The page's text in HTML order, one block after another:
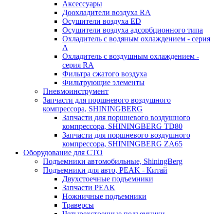
Аксессуары
Доохладители воздуха RA
Осушители воздуха ED
Осушители воздуха адсорбционного типа
Охладитель с водяным охлаждением - серия
A
Охладитель с воздушным охлаждением -
серия RA
Фильтра сжатого воздуха
Фильтрующие элементы
Пневмоинструмент
Запчасти для поршневого воздушного
компрессора, SHININGBERG
Запчасти для поршневого воздушного
компрессора, SHININGBERG TD80
Запчасти для поршневого воздушного
компрессора, SHININGBERG ZA65
Оборудование для СТО
Подъемники автомобильные, ShiningBerg
Подъемники для авто, PEAK - Китай
Двухстоечные подъемники
Запчасти PEAK
Ножничные подъемники
Траверсы